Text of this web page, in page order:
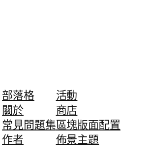
部落格
關於
常見問題集
作者
活動
商店
區塊版面配置
佈景主題